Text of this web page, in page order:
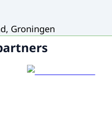
Groningen